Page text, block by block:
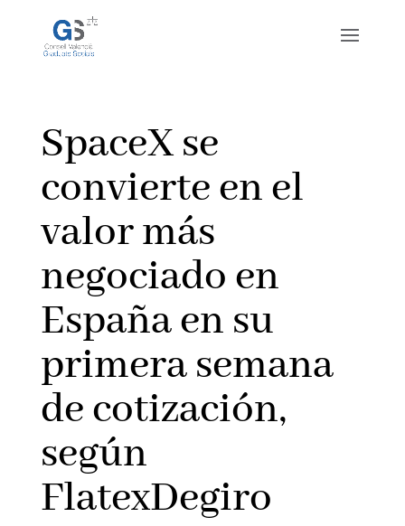
SpaceX se
convierte en el
valor más
negociado en
España en su
primera semana
de cotización,
según
FlatexDegiro